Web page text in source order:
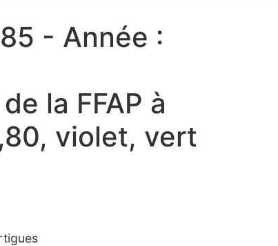
- Année :
la FFAP à
violet, vert